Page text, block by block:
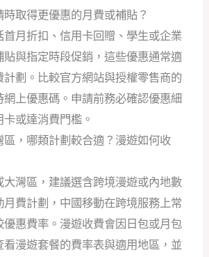
取得更優惠的月費或補貼？
月折扣、信用卡回贈、學生或企業
與指定時段促銷，這些優惠通常適
劃。比較官方網站與授權零售商的
上優惠碼。申請前務必確認優惠細
或達消費門檻。
，哪類計劃較合適？漫遊如何收
灣區，建議選含跨境漫遊或內地數
費計劃，中國移動在跨境服務上常
惠費率。漫遊收費會因日包或月包
漫遊套餐的費率表與適用地區，並